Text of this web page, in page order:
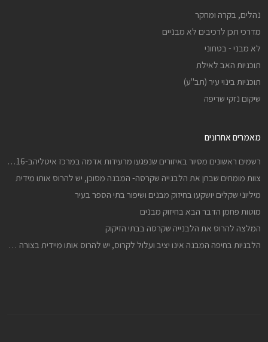
נהלים, בקרה ומחקר
מדרכי תכן לרכיבים לא מבניים
לא מבני - בטחוני
תוכניות האב לאילת
תוכניות בינוי עיר (תב"ע)
שיקום נזקי שריפה
מאמרים אחרונים
רשמים ראשונים מסיור באיזורים שנפגעו מרעידות אדמה במרכז איטליהב-24816 וב-301016
צוות מומחים שבחן את הלבנייה שקרסה- המבנה מסוכן, יש להרוס אותו מידית
מיליוני שקלים יושקעו בחיזוק מבנים ושיפור בתי הספר בעיר
מוטות פחמן הדבר הבא בחיזוק מבנים
המלצה להרוס את הלבנייה שקרסה בבתי הזיקוק
הלבניות בחיפה המבנה אינו יציב ועלול לקרוס, יש להרוס אותו מיידית בצורה יזומה